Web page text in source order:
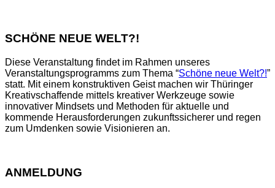
SCHÖNE NEUE WELT?!
Diese Veranstaltung findet im Rahmen unseres
Veranstaltungsprogramms zum Thema “Schöne neue Welt?!”
statt. Mit einem konstruktiven Geist machen wir Thüringer
Kreativschaffende mittels kreativer Werkzeuge sowie
innovativer Mindsets und Methoden für aktuelle und
kommende Herausforderungen zukunftssicherer und regen
zum Umdenken sowie Visionieren an.
ANMELDUNG